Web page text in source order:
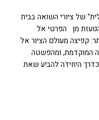
של ציורי השואה בבית
מן הפרטי אל
קפיצה מעולם הציור אל
המוקדמת, ומהפשטה
היחידה להביע שאת